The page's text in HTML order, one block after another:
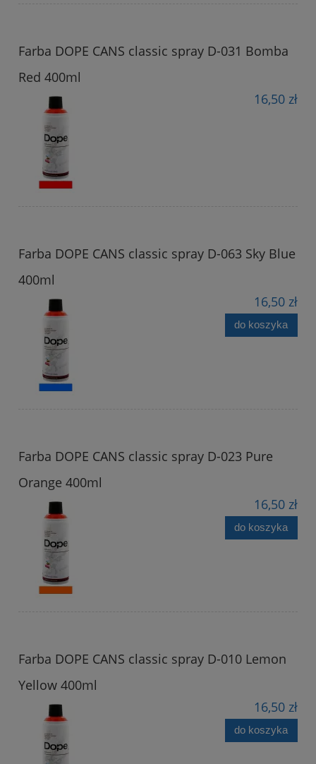
Farba DOPE CANS classic spray D-031 Bomba
Red 400ml
16,50 zł
Farba DOPE CANS classic spray D-063 Sky Blue
400ml
16,50 zł
do koszyka
Farba DOPE CANS classic spray D-023 Pure
Orange 400ml
16,50 zł
do koszyka
Farba DOPE CANS classic spray D-010 Lemon
Yellow 400ml
16,50 zł
do koszyka